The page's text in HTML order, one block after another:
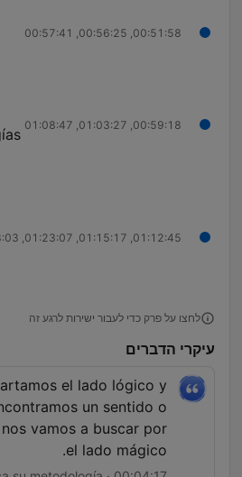
00:51:58, 00:56:25, 00:57:41
00:59:18, 01:03:27, 01:08:47
01:12:45, 01:15:17, 01:23:07, 01:28:03
לחצו על פרק כדי לעבור ישירות לרגע זה
עיקרי הדברים
el lado lógico y
un sentido o
vamos a buscar por
el lado mágico.